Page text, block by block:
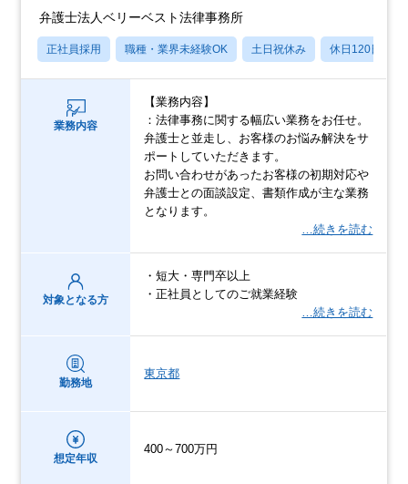
弁護士法人ベリーベスト法律事務所
正社員採用 職種・業界未経験OK 土日祝休み 休日120日以上
業務内容
【業務内容】
：法律事務に関する幅広い業務をお任せ。
弁護士と並走し、お客様のお悩み解決をサ
ポートしていただきます。
お問い合わせがあったお客様の初期対応や
弁護士との面談設定、書類作成が主な業務
となります。
…続きを読む
対象となる方
・短大・専門卒以上
・正社員としてのご就業経験
…続きを読む
勤務地
東京都
想定年収
400～700万円